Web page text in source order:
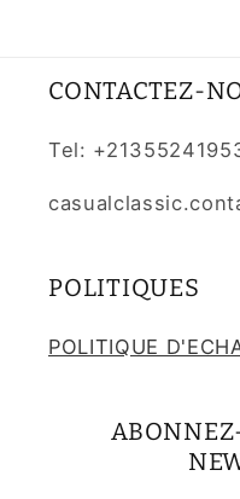
CONTACTEZ-
Tel:
POLITIQUES
POLITIQUE